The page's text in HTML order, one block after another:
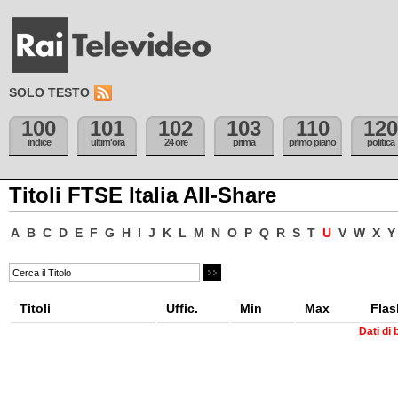
SOLO TESTO
100
indice
101
ultim'ora
102
24 ore
103
prima
110
primo piano
120
politica
Titoli FTSE Italia All-Share
A B C D E F G H I J K L M N O P Q R S T U V W X Y
Titoli Uffic. Min Max
Dati di